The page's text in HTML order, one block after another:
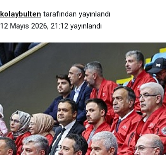
kolaybulten tarafından yayınlandı
12 Mayıs 2026, 21:12 yayınlandı